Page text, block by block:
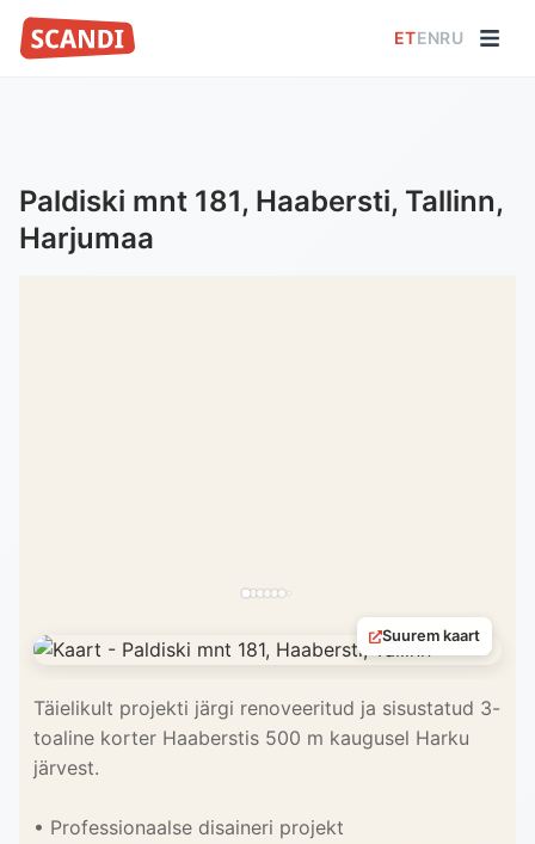
ETENRU
Paldiski mnt 181, Haabersti, Tallinn,
Harjumaa
Suurem kaart
Täielikult projekti järgi renoveeritud ja sisustatud 3-
toaline korter Haaberstis 500 m kaugusel Harku
järvest.
• Professionaalse disaineri projekt